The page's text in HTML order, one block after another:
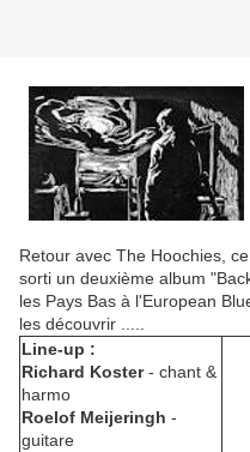
Retour avec The Hoochies,
sorti un deuxième album
les Pays Bas à l'European
les découvrir .....
Line-up :
Richard Koster- chant &
harmo
Roelof Meijeringh -
guitare